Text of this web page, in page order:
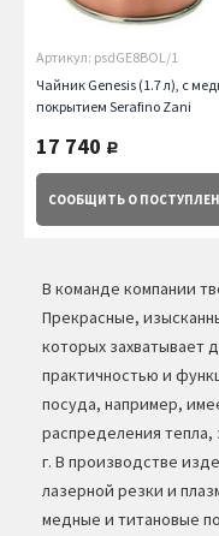
Артикул: psdGE8BOL/1
Чайник Genesis (1.7 л), с
покрытием Serafino Zani
17 740 руб.
СООБЩИТЬ О
В команде компании
Прекрасные,
которых захватывает
практичностью и
посуда, например,
распределения тепла,
г. В производстве
лазерной резки и
медные и титановые